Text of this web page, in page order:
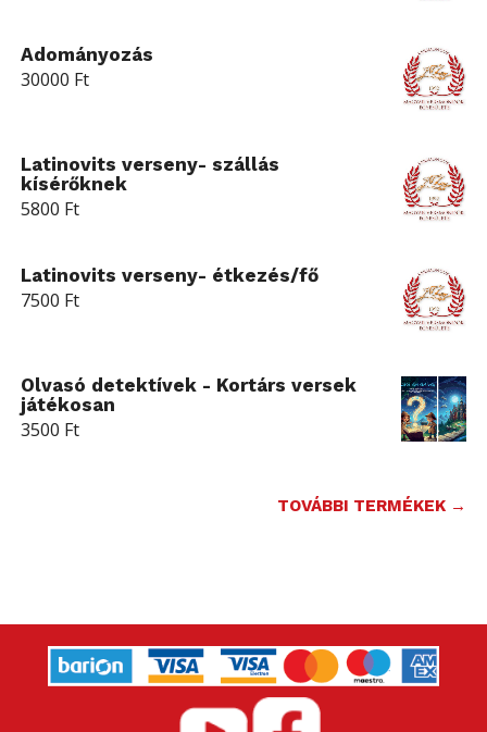
Adományozás
30000 Ft
Latinovits verseny- szállás
kísérőknek
5800 Ft
Latinovits verseny- étkezés/fő
7500 Ft
Olvasó detektívek - Kortárs versek
játékosan
3500 Ft
TOVÁBBI TERMÉKEK →